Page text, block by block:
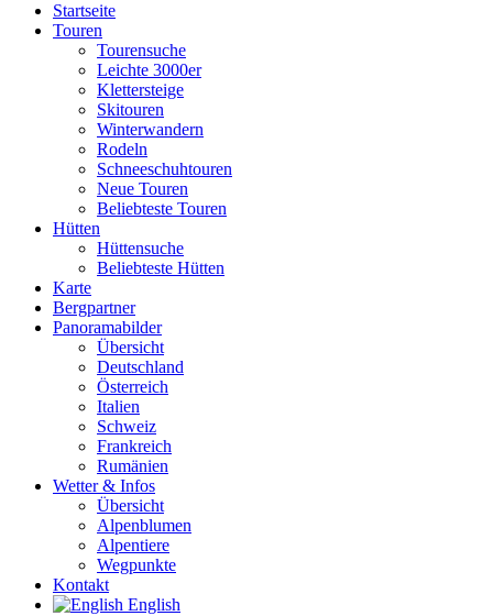
Startseite
Touren
Tourensuche
Leichte 3000er
Klettersteige
Skitouren
Winterwandern
Rodeln
Schneeschuhtouren
Neue Touren
Beliebteste Touren
Hütten
Hüttensuche
Beliebteste Hütten
Karte
Bergpartner
Panoramabilder
Übersicht
Deutschland
Österreich
Italien
Schweiz
Frankreich
Rumänien
Wetter & Infos
Übersicht
Alpenblumen
Alpentiere
Wegpunkte
Kontakt
English